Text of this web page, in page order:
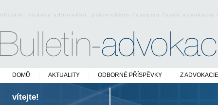
oficiální stránky odborného právnického časopisu české
DOMŮ AKTUALITY ODBORNÉ PŘÍSPĚVKY Z ADVOKACIE
vítejte!